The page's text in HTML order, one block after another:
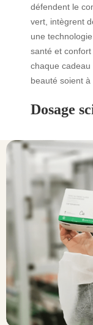
défendent le
vert, intègrent
une
santé et
chaque
beauté soient à
Dosage